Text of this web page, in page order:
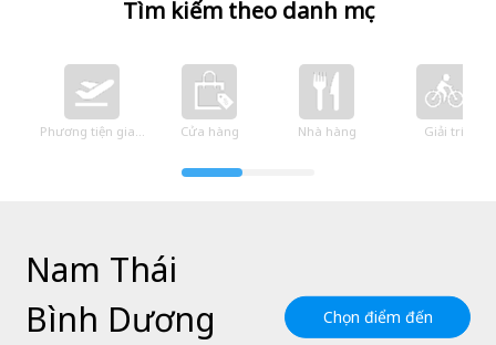
Tìm kiếm theo danh mục
Phương tiện giao thôngCửa hàng Nhà hàng Giải trí
Nam Thái
Bình Dương
Chọn điểm đến